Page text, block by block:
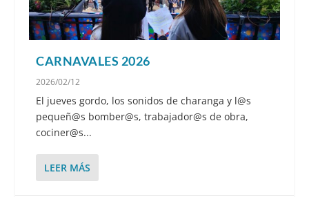
CARNAVALES 2026
2026/02/12
El jueves gordo, los sonidos de charanga y l@s
pequeñ@s bomber@s, trabajador@s de obra,
cociner@s...
LEER MÁS